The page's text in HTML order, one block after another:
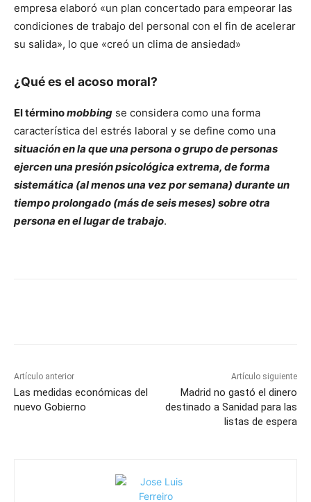
empresa elaboró «un plan concertado para empeorar las
condiciones de trabajo del personal con el fin de acelerar
su salida», lo que «creó un clima de ansiedad»
¿Qué es el acoso moral?
El términomobbing se considera como una forma
característica del estrés laboral y se define como una
situación en la que una persona o grupo de personas
ejercen una presión psicológica extrema, de forma
sistemática (al menos una vez por semana) durante un
tiempo prolongado (más de seis meses) sobre otra
persona en el lugar de trabajo.
Artículo anterior
Las medidas económicas del
nuevo Gobierno
Artículo siguiente
Madrid no gastó el dinero
destinado a Sanidad para las
listas de espera